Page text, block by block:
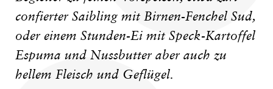
confierter Saibling mit Birnen-Fenchel Sud,
oder einem Stunden-Ei mit Speck-Kartoffel
Espuma und Nussbutter aber auch zu
hellem Fleisch und Geflügel.